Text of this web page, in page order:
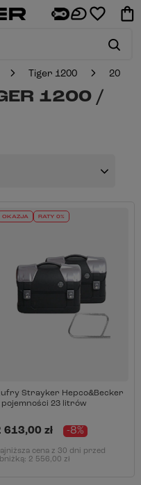
Tiger 1200 20
1200 /
OKAZJA RATY 0%
Strayker Hepco&Becker
pojemności 23 litrów
613,00 zł -8%
cena z 30 dni przed
2 556,00 zł